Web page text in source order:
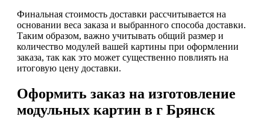
Финальная стоимость доставки рассчитывается на
основании веса заказа и выбранного способа доставки.
Таким образом, важно учитывать общий размер и
количество модулей вашей картины при оформлении
заказа, так как это может существенно повлиять на
итоговую цену доставки.
Оформить заказ на изготовление
модульных картин в г Брянск